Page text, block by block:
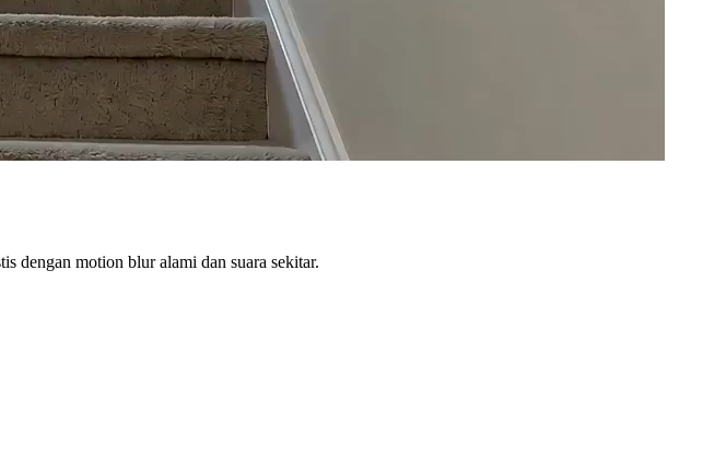
dengan motion blur alami dan suara sekitar.